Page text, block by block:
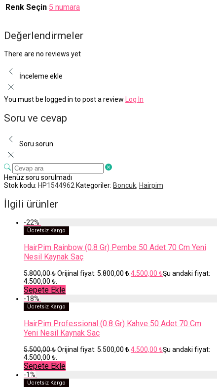
Renk Seçin 5 numara
Değerlendirmeler
There are no reviews yet
İnceleme ekle
You must be logged in to post a review Log In
Soru ve cevap
Soru sorun
Henüz soru sorulmadı
Stok kodu: HP1544962 Kategoriler: Boncuk, Hairpim
İlgili ürünler
-22%
Ücretsiz Kargo
HairPim Rainbow (0.8 Gr) Pembe 50 Adet 70 Cm Yeni
Nesil Kaynak Saç
5.800,00₺Orijinal fiyat: 5.800,00 ₺.4.500,00 ₺Şu andaki fiyat:
4.500,00 ₺.
Sepete Ekle
-18%
Ücretsiz Kargo
HairPim Professional (0.8 Gr) Kahve 50 Adet 70 Cm
Yeni Nesil Kaynak Saç
5.500,00₺Orijinal fiyat: 5.500,00 ₺.4.500,00 ₺Şu andaki fiyat:
4.500,00 ₺.
Sepete Ekle
-1%
Ücretsiz Kargo